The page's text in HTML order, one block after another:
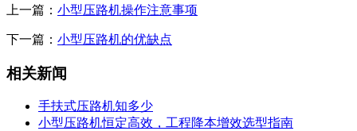
上一篇： 小型压路机操作注意事项
下一篇： 小型压路机的优缺点
相关新闻
手扶式压路机知多少
小型压路机恒定高效，工程降本增效选型指南